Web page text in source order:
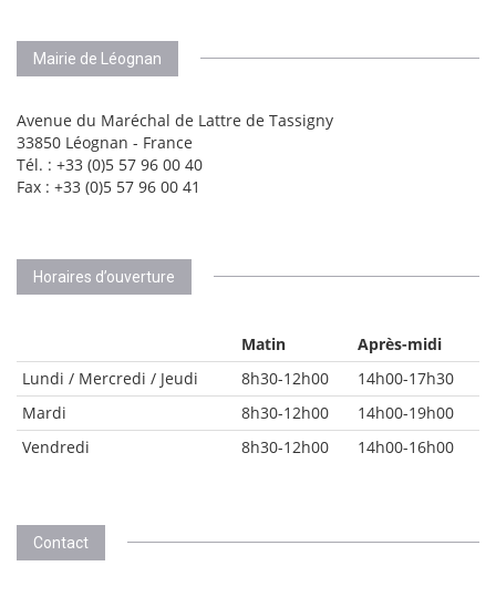
Mairie de Léognan
Avenue du Maréchal de Lattre de Tassigny
33850 Léognan - France
Tél. : +33 (0)5 57 96 00 40
Fax : +33 (0)5 57 96 00 41
Horaires d’ouverture
Matin
Après-midi
Lundi / Mercredi / Jeudi
8h30-12h00
14h00-17h30
Mardi
8h30-12h00
14h00-19h00
Vendredi
8h30-12h00 14h00-16h00
Contact